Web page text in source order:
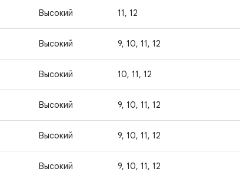
Высокий 11, 12
Высокий 9, 10, 11, 12
Высокий 10, 11, 12
Высокий 9, 10, 11, 12
Высокий 9, 10, 11, 12
Высокий 9, 10, 11, 12